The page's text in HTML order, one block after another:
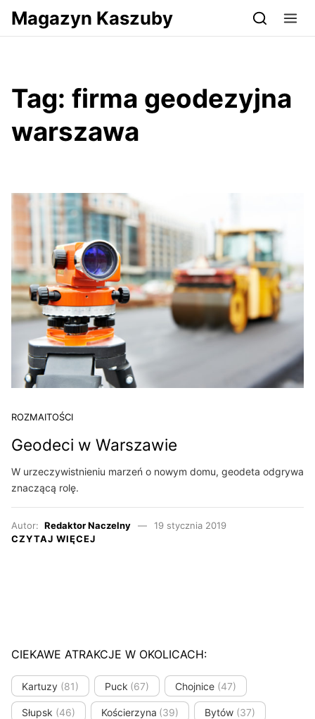
Przejdź do serwisu magazynkaszuby.pl
Magazyn Kaszuby
Tag: firma geodezyjna
warszawa
ROZMAITOŚCI
Geodeci w Warszawie
W urzeczywistnieniu marzeń o nowym domu, geodeta odgrywa
znaczącą rolę.
Autor: Redaktor Naczelny
19 stycznia 2019
CZYTAJ WIĘCEJ
CIEKAWE ATRAKCJE W OKOLICACH:
Kartuzy (81) Puck (67) Chojnice (47)
Słupsk (46) Kościerzyna (39) Bytów (37)